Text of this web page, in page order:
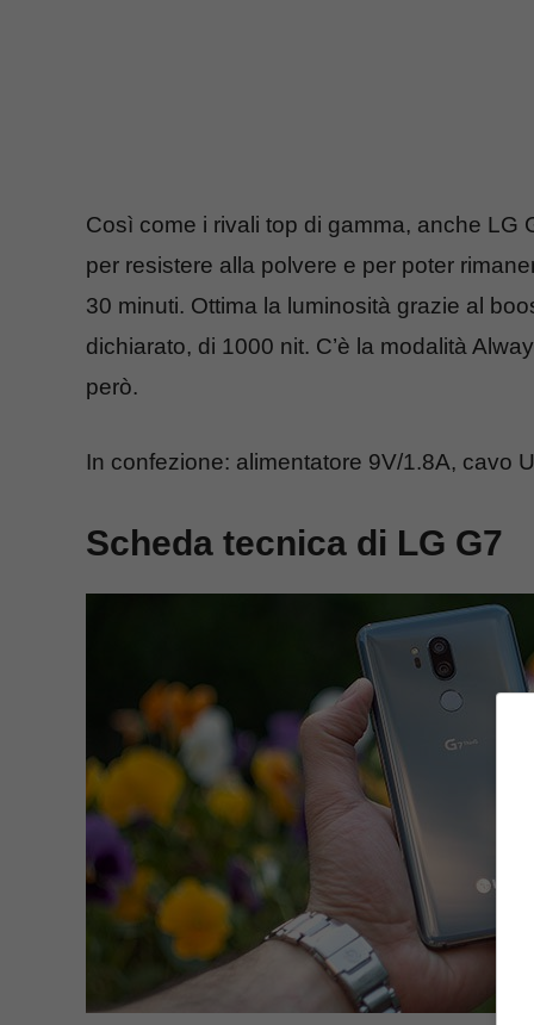
Così come i rivali top di gamma, anche LG
per resistere alla polvere e per poter
30 minuti. Ottima la luminosità grazie al
dichiarato, di 1000 nit. C’è la modalità
però.
In confezione: alimentatore 9V/1.8A, cavo
Scheda tecnica di LG G7